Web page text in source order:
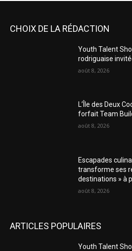
CHOIX DE LA RÉDACTION
Youth Talent
rodriguaise
août 8, 2026
L’Île des Deux
forfait Team
août 8, 2026
Escapades
transforme ses
destinations » à
août 8, 2026
ARTICLES POPULAIRES
Youth Talent